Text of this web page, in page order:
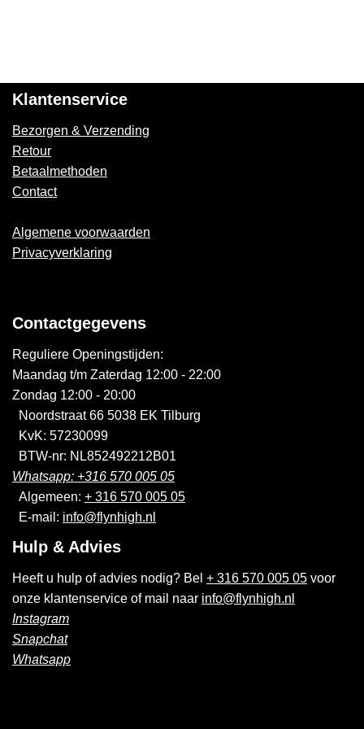
Klantenservice
Bezorgen & Verzending
Retour
Betaalmethoden
Contact
Algemene voorwaarden
Privacyverklaring
Contactgegevens
Reguliere Openingstijden:
Maandag t/m Zaterdag 12:00 - 22:00
Zondag 12:00 - 20:00
Noordstraat 66 5038 EK Tilburg
KvK: 57230099
BTW-nr: NL852492212B01
Whatsapp: +316 570 005 05
Algemeen: + 316 570 005 05
E-mail: info@flynhigh.nl
Hulp & Advies
Heeft u hulp of advies nodig? Bel + 316 570 005 05 voor
onze klantenservice of mail naar info@flynhigh.nl
Instagram
Snapchat
Whatsapp